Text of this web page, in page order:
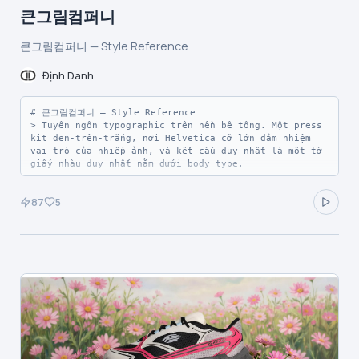
|------|-------|-------|------|
| Varo Violet | `#8c58d0` | `--color-varo-violet` |
tím vừa bão hòa duy nhất cung cấp năng lượng cho mọi
| Deep Plum | `#42185f` | `--color-deep-plum` | Dark
accent surfaces, chữ đậm trên thẻ sáng, nền dải tối
full-bleed — gần như đen với undertone tím |
| Lilac Mist | `#cdb0fa` | `--color-lilac-mist` |
Fill tím nhạt cho trạng thái surface đã chọn/phụ, tag
backgrounds |
| Coral Ember | `#ed6c52` | `--color-coral-ember` |
Decorative section fills, icon highlights, dotted
ticker text — dấu câu chromatic ấm phá vỡ sự thống
큰그림컴퍼니
큰그림컴퍼니 — Style Reference
Định Danh
# 큰그림컴퍼니 — Style Reference
> Tuyên ngôn typographic trên nền bê tông. Một press
kit đen-trên-trắng, nơi Helvetica cỡ lớn đảm nhiệm
vai trò của nhiếp ảnh, và kết cấu duy nhất là một tờ
giấy nhàu duy nhất nằm dưới body type.
Bigpicture Company là một hệ thống editorial đơn sắc,
tạo bầu không khí. Typography chính là sản phẩm:
display headlines đạt tới 274px với Helvetica Neue
700 và negative tracking mạnh, biến chữ thành khối
thị giác chủ đạo trên mọi màn hình. Monospace labels
([01-N INTRODUCTION], CREATIVE/AGENCY) hoạt động như
caption kiểu in ấn, trong khi các biểu tượng sparkle
bốn cánh là vật trang trí duy nhất giữa các section.
87 5